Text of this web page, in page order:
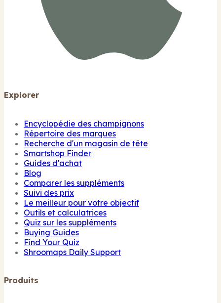
Explorer
Encyclopédie des champignons
Répertoire des marques
Recherche d'un magasin de tête
Smartshop Finder
Guides d'achat
Blog
Comparer les suppléments
Suivi des prix
Le meilleur pour votre objectif
Outils et calculatrices
Quiz sur les suppléments
Buying Guides
Find Your Quiz
Shroomaps Daily Support
Produits